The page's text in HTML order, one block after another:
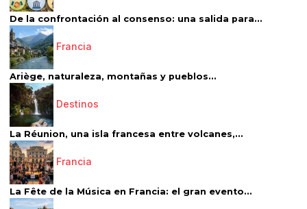
De la confrontación al consenso: una salida para...
Francia
Ariège, naturaleza, montañas y pueblos...
Destinos
La Réunion, una isla francesa entre volcanes,...
Francia
La Fête de la Música en Francia: el gran evento...